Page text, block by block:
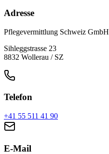
Adresse
Pflegevermittlung Schweiz GmbH
Sihleggstrasse 23
8832 Wollerau / SZ
Telefon
+41 55 511 41 90
E-Mail